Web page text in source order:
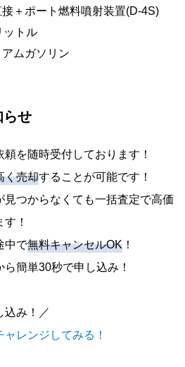
＋ポート燃料噴射装置(D-4S)
ットル
ムガソリン
らせ
を随時受付しております！
く売却することが可能です！
つからなくても一括査定で高価
！
中で無料キャンセルOK ！
簡単30秒で申し込み！
み！／
レンジしてみる！